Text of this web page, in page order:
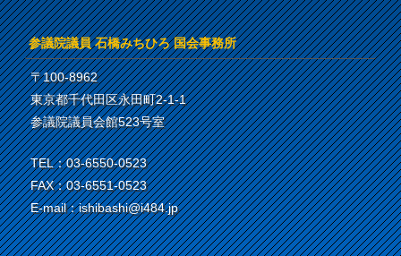
参議院議員 石橋みちひろ 国会事務所
〒100-8962
東京都千代田区永田町2-1-1
参議院議員会館523号室
TEL：03-6550-0523
FAX：03-6551-0523
E-mail：ishibashi@i484.jp